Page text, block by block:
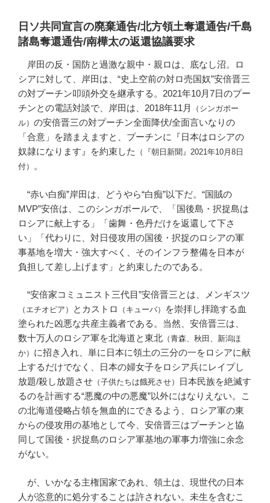
日ソ共同宣言の廃棄通告/北方領土奪還通告/千島
諸島奪還通告/南樺太の返還協議要求
岸田の反・国防と過激な親中・親ロは、底なし沼。ロ
シアに対して、岸田は、“史上空前の対ロ売国奴”安倍晋三
の対プーチン叩頭外交を継承する。2021年10月7日のプー
チンとの電話対談で、岸田は、2018年11月
（シンガポー
ル） の安倍晋三の対プーチン全面降伏/全面言いなりの
「合意」を踏まえますと、プーチンに『日本はロシアの
奴隷になります』を約束した
（『朝日新聞』2021年10月8日
付）
。
“赤い白痴”岸田は、どうやら“白痴”以下だ。“国賊の
MVP”安倍は、このシンガポールで、「国後島・択捉島は
ロシアに献上する」「歯舞・色丹だけを返還して下さ
い」「代わりに、対日侵攻用の国後・択捉のロシアの軍
事基地を増大・強大すべく、そのインフラ整備を日本が
負担して差し上げます」と約束したのである。
“安倍家コミュニスト三代目”安倍晋三とは、メンギスツ
（エチオピア） とカストロ （キューバ）
を崇拝し拝跪する血
塗られた凶悪な共産主義者である。当然、安倍晋三は、
数十万人のロシア軍を北海道と東北 （青森、秋田、新潟ほ
か） に招き入れ、単に日本に領土の三分の一をロシアに献
上するだけでなく、日本の婦女子をロシア兵にレイプし
放題/殺し放題させ （子供たちは餓死させ）
日本民族を絶滅す
るのを計画する“悪魔の中の悪魔”以外にはなりえない。こ
の北海道侵略占領を無血的にできるよう、ロシア軍の東
からの侵攻用の基地として今、安倍晋三はプーチンと協
同して国後・択捉島のロシア軍基地の軍事力増強に余念
がない。
が、いかなる主権国家であれ、領土は、現世代の日本
人が恣意的に処分することは許されない。未生を含むこ